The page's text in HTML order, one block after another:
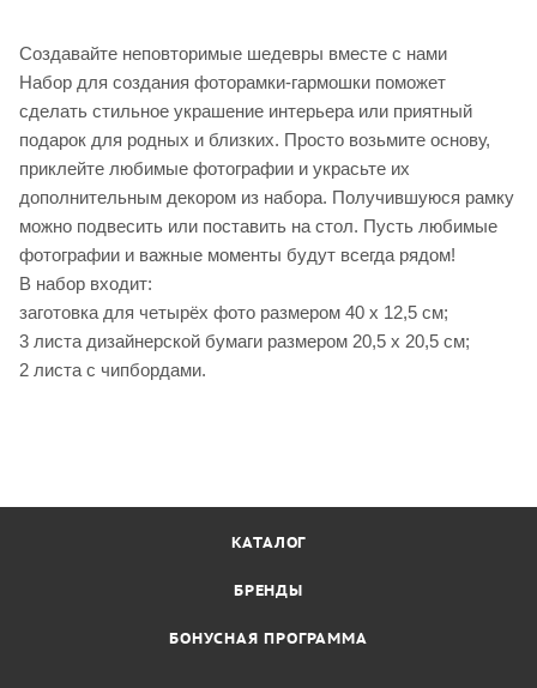
Создавайте неповторимые шедевры вместе с нами
Набор для создания фоторамки-гармошки поможет
сделать стильное украшение интерьера или приятный
подарок для родных и близких. Просто возьмите основу,
приклейте любимые фотографии и украсьте их
дополнительным декором из набора. Получившуюся рамку
можно подвесить или поставить на стол. Пусть любимые
фотографии и важные моменты будут всегда рядом!
В набор входит:
заготовка для четырёх фото размером 40 х 12,5 см;
3 листа дизайнерской бумаги размером 20,5 х 20,5 см;
2 листа с чипбордами.
КАТАЛОГ
БРЕНДЫ
БОНУСНАЯ ПРОГРАММА